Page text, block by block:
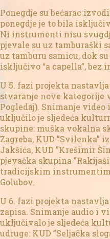
Ponegdje su bećarac
ponegdje je to bila
Ni instrumenti nisu
pjevale su uz tamburaški
uz tamburu samicu, dok
isključivo “a capella”, bez
U 5. fazi projekta
stvaranje nove kategorije
Pogledaj). Snimanje video
uključilo je sljedeća
skupine: muška vokalna
Zagreba, KUD ”Svilenka”
Jakšića, KUD ”Krešimir
pjevačka skupina
tradicijskim
Golubov.
U 6. fazi projekta
zapisa. Snimanje audio i
uključivalo je sljedeća
udruge: KUD ”Seljačka